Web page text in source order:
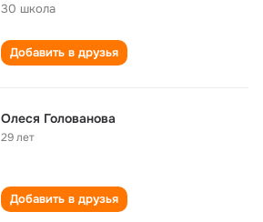
30 школа
Добавить в друзья
Олеся Голованова
29 лет
Добавить в друзья